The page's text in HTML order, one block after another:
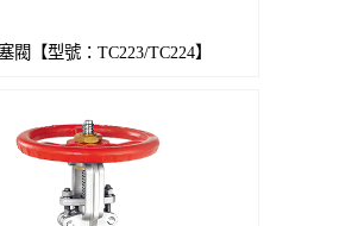
閥【型號：TC223/TC224】